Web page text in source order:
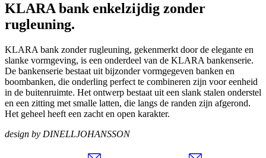
KLARA bank enkelzijdig zonder
rugleuning.
KLARA bank zonder rugleuning, gekenmerkt door de elegante en
slanke vormgeving, is een onderdeel van de KLARA bankenserie.
De bankenserie bestaat uit bijzonder vormgegeven banken en
boombanken, die onderling perfect te combineren zijn voor eenheid
in de buitenruimte. Het ontwerp bestaat uit een slank stalen onderstel
en een zitting met smalle latten, die langs de randen zijn afgerond.
Het geheel heeft een zacht en open karakter.
design by DINELLJOHANSSON